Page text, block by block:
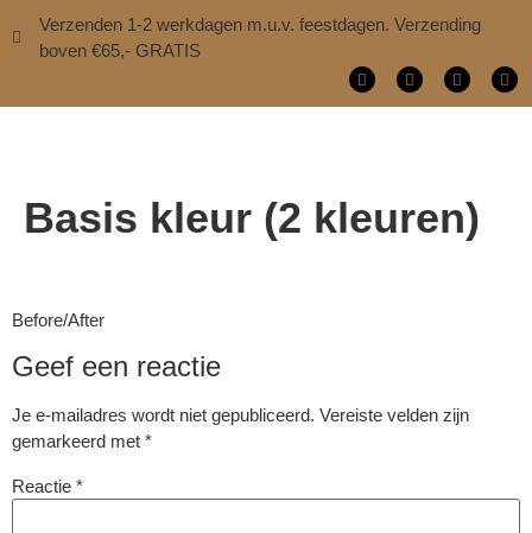
Verzenden 1-2 werkdagen m.u.v. feestdagen. Verzending
boven €65,- GRATIS
Basis kleur (2 kleuren)
Before/After
Geef een reactie
Je e-mailadres wordt niet gepubliceerd. Vereiste velden zijn
gemarkeerd met *
Reactie *